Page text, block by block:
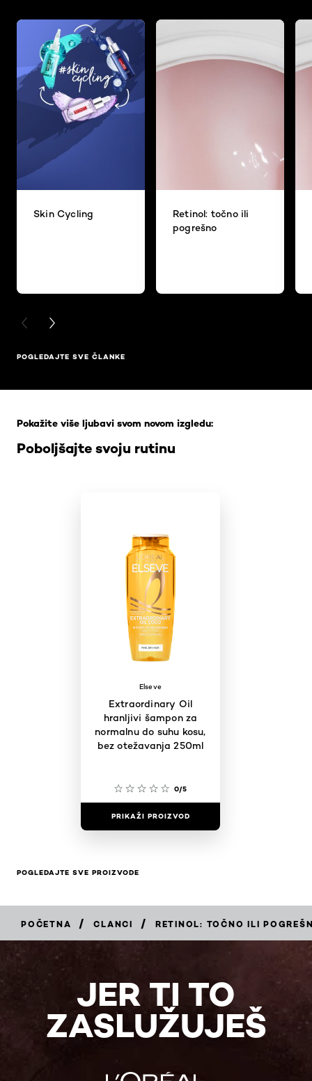
Skin Cycling
Retinol: točno ili
pogrešno
PREVIOUS CARD
NEXT CARD
POGLEDAJTE SVE ČLANKE
Poboljšajte svoju rutinu
Pokažite više ljubavi svom novom izgledu:
Elseve
Extraordinary Oil
hranljivi šampon za
normalnu do suhu kosu,
bez otežavanja 250ml
0/5
PRIKAŽI PROIZVOD
POGLEDAJTE SVE PROIZVODE
POČETNA / CLANCI / RETINOL: TOČNO ILI
JER TI TO
ZASLUŽUJEŠ